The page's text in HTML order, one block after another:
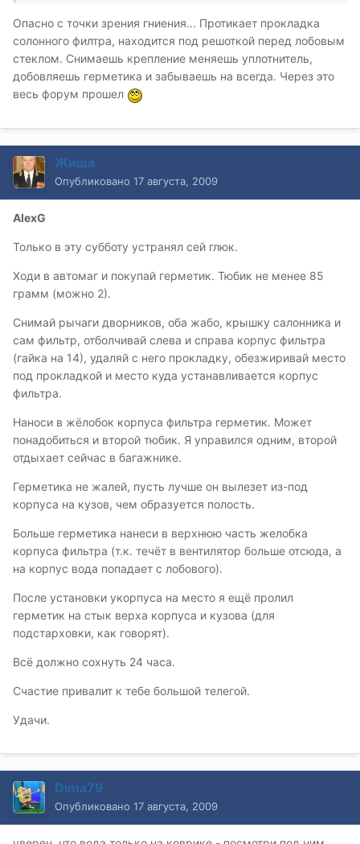
Опасно с точки зрения гниения... Протикает прокладка
солонного филтра, находится под решоткой перед лобовым
стеклом. Снимаешь крепление меняешь уплотнитель,
добовляешь герметика и забываешь на всегда. Через это
весь форум прошел
Жиша
Опубликовано 17 августа, 2009
AlexG
Только в эту субботу устранял сей глюк.
Ходи в автомаг и покупай герметик. Тюбик не менее 85
грамм (можно 2).
Снимай рычаги дворников, оба жабо, крышку салонника и
сам фильтр, отболчивай слева и справа корпус фильтра
(гайка на 14), удаляй с него прокладку, обезжиривай место
под прокладкой и место куда устанавливается корпус
фильтра.
Наноси в жёлобок корпуса фильтра герметик. Может
понадобиться и второй тюбик. Я управился одним, второй
отдыхает сейчас в багажнике.
Герметика не жалей, пусть лучше он вылезет из-под
корпуса на кузов, чем образуется полость.
Больше герметика нанеси в верхнюю часть желобка
корпуса фильтра (т.к. течёт в вентилятор больше отсюда, а
на корпус вода попадает с лобового).
После установки укорпуса на место я ещё пролил
герметик на стык верха корпуса и кузова (для
подстарховки, как говорят).
Всё должно сохнуть 24 часа.
Счастие привалит к тебе большой телегой.
Удачи.
Dima79
Опубликовано 17 августа, 2009